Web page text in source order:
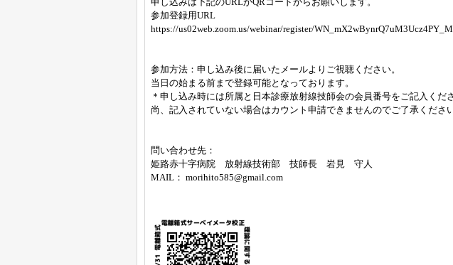
参加登録用URL
https://us02web.zoom.us/webinar/register/
参加方法：申し込み後に届いたメールよりご視聴ください。
当日の始まる前まで登録可能となっております。
＊申し込み時には所属と日本診療放射線技師会の会員番号をご記入くだ
尚、記入されていない場合はカウント申請できませんのでご了承くださ
問い合わせ先：
姫路赤十字病院 放射線技術部 技師長 岩見 守人
MAIL： morihito585@gmail.com